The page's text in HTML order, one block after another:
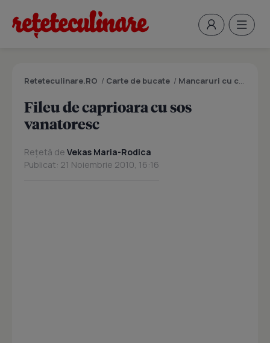
Reteteculinare.RO / Carte de bucate / Mancaruri cu carne
Fileu de caprioara cu sos
vanatoresc
Rețetă de Vekas Maria-Rodica
Publicat: 21 Noiembrie 2010, 16:16